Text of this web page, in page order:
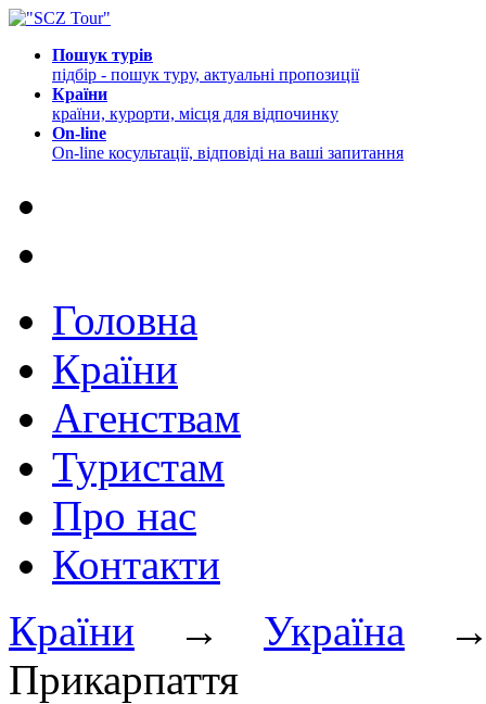
Пошук турів
підбір - пошук туру, актуальні пропозиції
Країни
країни, курорти, місця для відпочинку
On-line
On-line косультації, відповіді на ваші запитання
Головна
Країни
Агенствам
Туристам
Про нас
Контакти
Країни → Україна
Прикарпаття